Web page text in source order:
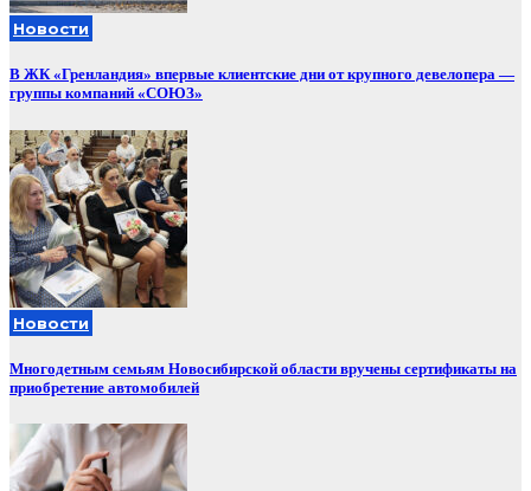
Новости
В ЖК «Гренландия» впервые клиентские дни от крупного девелопера —
группы компаний «СОЮЗ»
Новости
Многодетным семьям Новосибирской области вручены сертификаты на
приобретение автомобилей